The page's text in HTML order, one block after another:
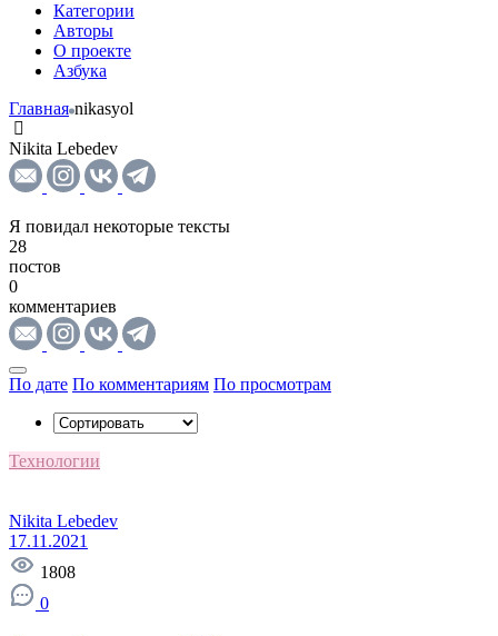
Категории
Авторы
О проекте
Азбука
Главная nikasyol
Nikita Lebedev
Я повидал некоторые тексты
28
постов
0
комментариев
По дате По комментариям По просмотрам
Технологии
Nikita Lebedev
17.11.2021
1808
0